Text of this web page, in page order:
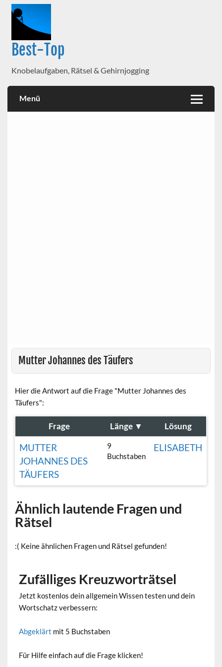
Best-Top
Knobelaufgaben, Rätsel & Gehirnjogging
Menü
Mutter Johannes des Täufers
Hier die Antwort auf die Frage "Mutter Johannes des
Täufers":
Frage Länge ▼ Lösung
MUTTER
JOHANNES DES
TÄUFERS
9
Buchstaben
ELISABETH
Ähnlich lautende Fragen und
Rätsel
:( Keine ähnlichen Fragen und Rätsel gefunden!
Zufälliges Kreuzworträtsel
Jetzt kostenlos dein allgemein Wissen testen und dein
Wortschatz verbessern:
Abgeklärt mit 5 Buchstaben
Für Hilfe einfach auf die Frage klicken!